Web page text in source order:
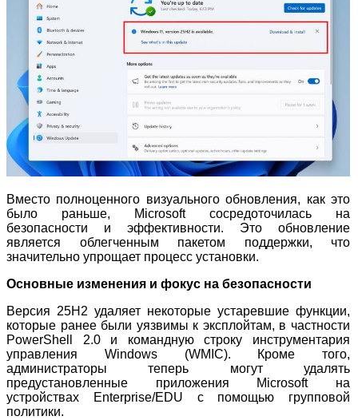
Вместо полноценного визуального обновления, как это
было раньше, Microsoft сосредоточилась на
безопасности и эффективности. Это обновление
является облегченным пакетом поддержки, что
значительно упрощает процесс установки.
Основные изменения и фокус на безопасности
Версия 25H2 удаляет некоторые устаревшие функции,
которые ранее были уязвимы к эксплойтам, в частности
PowerShell 2.0 и командную строку инструментария
управления Windows (WMIC). Кроме того,
администраторы теперь могут удалять
предустановленные приложения Microsoft на
устройствах Enterprise/EDU с помощью групповой
политики.